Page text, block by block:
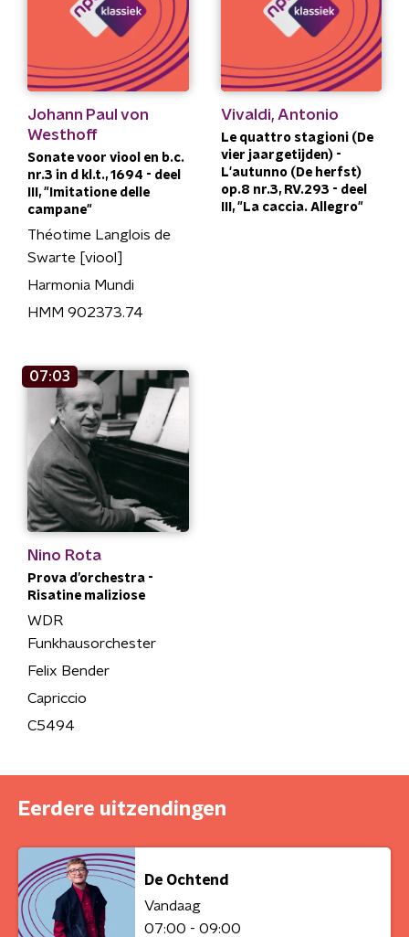
Johann Paul von
Westhoff
Sonate voor viool en b.c.
nr.3 in d kl.t., 1694 - deel
III, "Imitatione delle
campane"
Théotime Langlois de
Swarte [viool]
Harmonia Mundi
HMM 902373.74
Vivaldi, Antonio
Le quattro stagioni (De
vier jaargetijden) -
L'autunno (De herfst)
op.8 nr.3, RV.293 - deel
III, "La caccia. Allegro"
07:03
Nino Rota
Prova d’orchestra -
Risatine maliziose
WDR
Funkhausorchester
Felix Bender
Capriccio
C5494
Eerdere uitzendingen
De Ochtend
Vandaag
07:00 - 09:00